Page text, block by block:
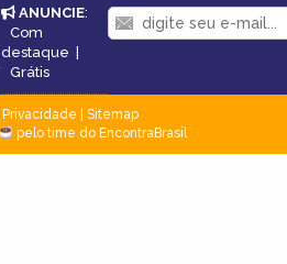
ANUNCIE:
Com
destaque |
Grátis
Privacidade
Sitemap
pelo time do EncontraBrasil